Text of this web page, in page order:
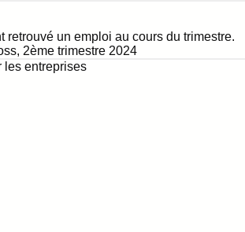
retrouvé un emploi au cours du trimestre.
, 2ème trimestre 2024
les entreprises